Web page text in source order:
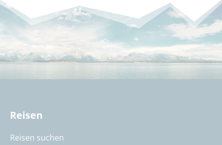
Reisen
Reisen suchen